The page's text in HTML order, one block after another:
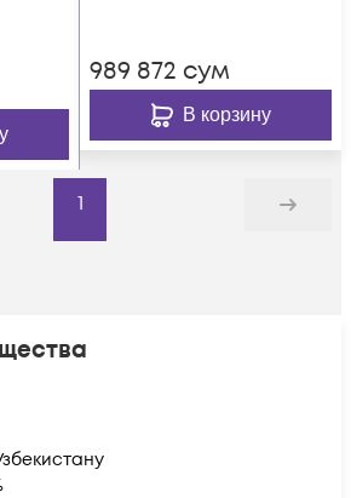
989 872 сум
В корзину
1
Дальше